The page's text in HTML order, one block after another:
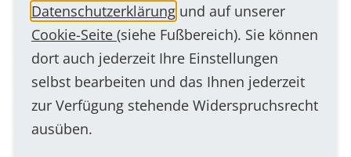
Durchsageanlage Funkbedienplätze
NGRS (Notfall- und-Gefahren-Reaktionssysteme)
Schalterkommunikation
Datenschutzerklärung und auf unserer
Cookie-Seite (siehe Fußbereich). Sie können
dort auch jederzeit Ihre Einstellungen
selbst bearbeiten und das Ihnen jederzeit
zur Verfügung stehende Widerspruchsrecht
ausüben.